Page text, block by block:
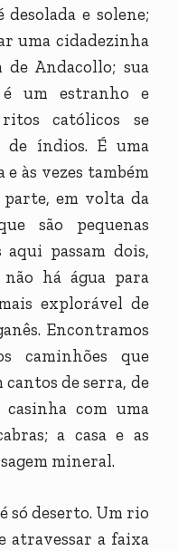
desolada e solene;
uma cidadezinha
de Andacollo; sua
um estranho e
católicos se
de índios. É uma
às vezes também
em volta da
são pequenas
passam dois,
há água para
explorável de
Encontramos
caminhões que
cantos de serra, de
com uma
a casa e as
mineral.
só deserto. Um rio
atravessar a faixa